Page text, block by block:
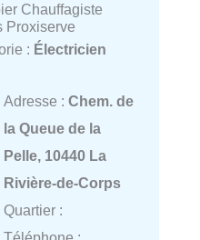
Chauffagiste
Proxiserve
: Électricien
Adresse : Chem. de
la Queue de la
Pelle, 10440 La
Rivière-de-Corps
Quartier :